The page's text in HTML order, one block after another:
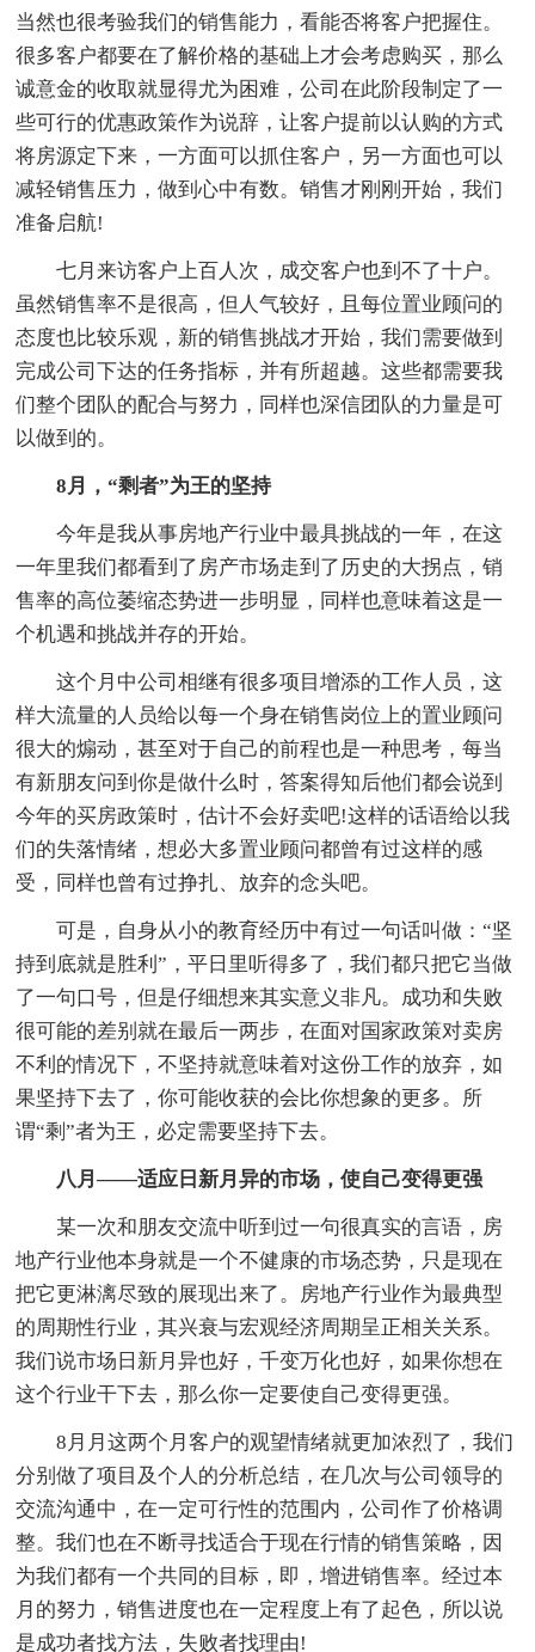
当然也很考验我们的销售能力，看能否将客户把握住。
很多客户都要在了解价格的基础上才会考虑购买，那么
诚意金的收取就显得尤为困难，公司在此阶段制定了一
些可行的优惠政策作为说辞，让客户提前以认购的方式
将房源定下来，一方面可以抓住客户，另一方面也可以
减轻销售压力，做到心中有数。销售才刚刚开始，我们
准备启航!
七月来访客户上百人次，成交客户也到不了十户。
虽然销售率不是很高，但人气较好，且每位置业顾问的
态度也比较乐观，新的销售挑战才开始，我们需要做到
完成公司下达的任务指标，并有所超越。这些都需要我
们整个团队的配合与努力，同样也深信团队的力量是可
以做到的。
8月，“剩者”为王的坚持
今年是我从事房地产行业中最具挑战的一年，在这
一年里我们都看到了房产市场走到了历史的大拐点，销
售率的高位萎缩态势进一步明显，同样也意味着这是一
个机遇和挑战并存的开始。
这个月中公司相继有很多项目增添的工作人员，这
样大流量的人员给以每一个身在销售岗位上的置业顾问
很大的煽动，甚至对于自己的前程也是一种思考，每当
有新朋友问到你是做什么时，答案得知后他们都会说到
今年的买房政策时，估计不会好卖吧!这样的话语给以我
们的失落情绪，想必大多置业顾问都曾有过这样的感
受，同样也曾有过挣扎、放弃的念头吧。
可是，自身从小的教育经历中有过一句话叫做：“坚
持到底就是胜利”，平日里听得多了，我们都只把它当做
了一句口号，但是仔细想来其实意义非凡。成功和失败
很可能的差别就在最后一两步，在面对国家政策对卖房
不利的情况下，不坚持就意味着对这份工作的放弃，如
果坚持下去了，你可能收获的会比你想象的更多。所
谓“剩”者为王，必定需要坚持下去。
八月——适应日新月异的市场，使自己变得更强
某一次和朋友交流中听到过一句很真实的言语，房
地产行业他本身就是一个不健康的市场态势，只是现在
把它更淋漓尽致的展现出来了。房地产行业作为最典型
的周期性行业，其兴衰与宏观经济周期呈正相关关系。
我们说市场日新月异也好，千变万化也好，如果你想在
这个行业干下去，那么你一定要使自己变得更强。
8月月这两个月客户的观望情绪就更加浓烈了，我们
分别做了项目及个人的分析总结，在几次与公司领导的
交流沟通中，在一定可行性的范围内，公司作了价格调
整。我们也在不断寻找适合于现在行情的销售策略，因
为我们都有一个共同的目标，即，增进销售率。经过本
月的努力，销售进度也在一定程度上有了起色，所以说
是成功者找方法，失败者找理由!